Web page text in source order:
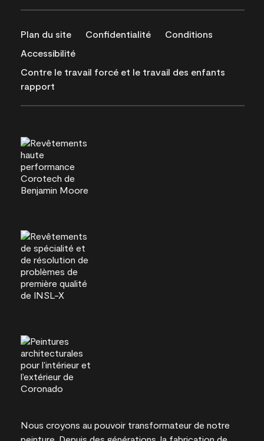
Plan du site Confidentialité
Conditions
Accessibilité
Contre le travail forcé et le travail des enfants
rapport
Nous croyons au pouvoir transformateur de notre
peinture. Depuis des générations, la fabrication de